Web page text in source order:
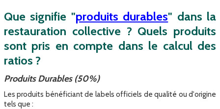
Que signifie "produits durables" dans la
restauration collective ? Quels produits
sont pris en compte dans le calcul des
ratios ?
Produits Durables (50%)
Les produits bénéficiant de labels officiels de qualité ou d'origine
tels que :